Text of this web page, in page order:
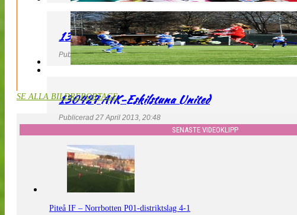
130427 LdB FC Malmö – Mallbackens IF
Publicerad 27 April 2013, 20:54
130427 AIK-Eskilstuna United
Publicerad 27 April 2013, 20:48
SE ALLA BILDREPORTAGE
SENASTE VIDEOKLIPP
Piteå IF – Norrbotten P01-distriktslag 4-1